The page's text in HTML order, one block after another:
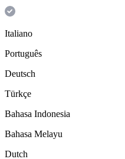
Italiano
Português
Deutsch
Türkçe
Bahasa Indonesia
Bahasa Melayu
Dutch